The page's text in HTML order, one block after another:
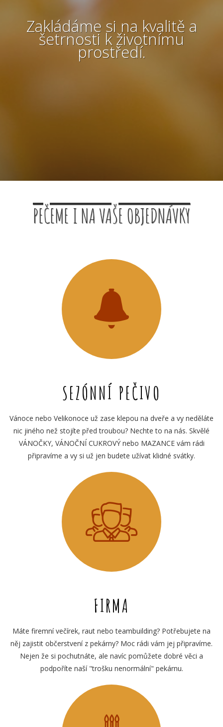
Zakládáme si na kvalitě a
šetrnosti k životnímu
prostředí.
PEČEME I NA VAŠE OBJEDNÁVKY
SEZÓNNÍ PEČIVO
Vánoce nebo Velikonoce už zase klepou na dveře a vy neděláte
nic jiného než stojíte před troubou? Nechte to na nás. Skvělé
VÁNOČKY, VÁNOČNÍ CUKROVÝ nebo MAZANCE vám rádi
připravíme a vy si už jen budete užívat klidné svátky.
FIRMA
Máte firemní večírek, raut nebo teambuilding? Potřebujete na
něj zajistit občerstvení z pekárny? Moc rádi vám jej připravíme.
Nejen že si pochutnáte, ale navíc pomůžete dobré věci a
podpoříte naší "trošku nenormální" pekárnu.